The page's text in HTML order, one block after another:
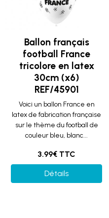
Ballon français
football France
tricolore en latex
30cm (x6)
REF/45901
Voici un ballon France en
latex de fabrication française
sur le thème du football de
couleur bleu, blanc...
3.99€ TTC
Détails